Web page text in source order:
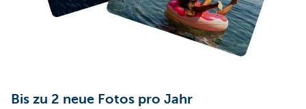
Bis zu 2 neue Fotos pro Jahr